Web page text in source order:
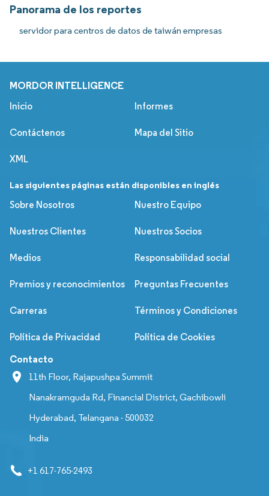
Panorama de los reportes
servidor para centros de datos de taiwán empresas
MORDOR INTELLIGENCE
Inicio Informes
Contáctenos Mapa del Sitio
XML
Las siguientes páginas están disponibles en inglés
Sobre Nosotros
Nuestro Equipo
Nuestros Clientes Nuestros Socios
Medios Responsabilidad social
Premios y reconocimientos Preguntas Frecuentes
Carreras Términos y Condiciones
Política de Privacidad Política de Cookies
Contacto
11th Floor, Rajapushpa Summit
Nanakramguda Rd, Financial District, Gachibowli
Hyderabad, Telangana - 500032
India
+1 617-765-2493